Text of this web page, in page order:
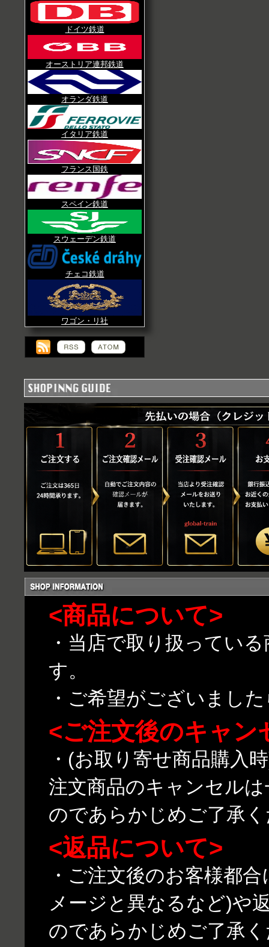
ドイツ鉄道
オーストリア連邦鉄道
オランダ鉄道
イタリア鉄道
フランス国鉄
スペイン鉄道
スウェーデン鉄道
チェコ鉄道
ワゴン・リ社
<商品について>
・当店で取り扱ってい
す。
・ご希望がございまし
<ご注文後のキャン
・(お取り寄せ商品購入
注文商品のキャンセル
のであらかじめご了承
<返品について>
・ご注文後のお客様都
メージと異なるなど)や
のであらかじめご了承